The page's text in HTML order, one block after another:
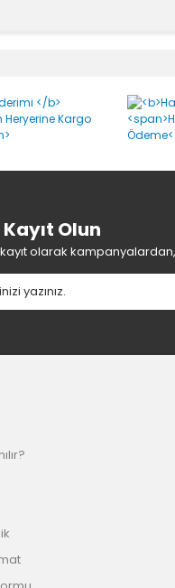
kalitesiz, bozuk veya
eksik bilgiler
hatalar bulunuyor.
diğer sitelerden daha
Olun
olarak